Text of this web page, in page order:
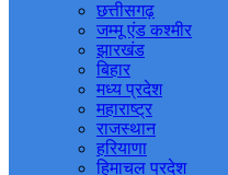
छत्तीसगढ़
जम्मू एंड कश्मीर
झारखंड
बिहार
मध्य प्रदेश
महाराष्ट्र
राजस्थान
हरियाणा
हिमाचल प्रदेश